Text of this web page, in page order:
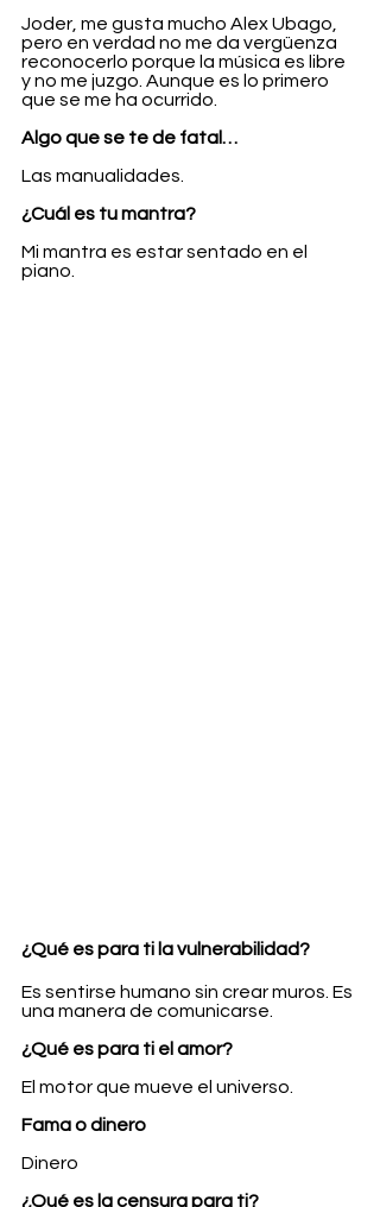
Joder, me gusta mucho Alex Ubago,
pero en verdad no me da vergüenza
reconocerlo porque la música es libre
y no me juzgo. Aunque es lo primero
que se me ha ocurrido.
Algo que se te de fatal…
Las manualidades.
¿Cuál es tu mantra?
Mi mantra es estar sentado en el
piano.
¿Qué es para ti la vulnerabilidad?
Es sentirse humano sin crear muros. Es
una manera de comunicarse.
¿Qué es para ti el amor?
El motor que mueve el universo.
Fama o dinero
Dinero
¿Qué es la censura para ti?